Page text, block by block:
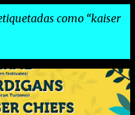
como kaiser